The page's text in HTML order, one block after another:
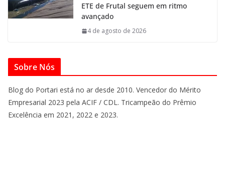
ETE de Frutal seguem em ritmo
avançado
4 de agosto de 2026
Sobre Nós
Blog do Portari está no ar desde 2010. Vencedor do Mérito
Empresarial 2023 pela ACIF / CDL. Tricampeão do Prêmio
Excelência em 2021, 2022 e 2023.